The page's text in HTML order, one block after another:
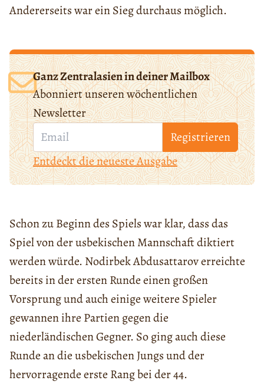
Andererseits war ein Sieg durchaus möglich.
Ganz Zentralasien in deiner Mailbox
Abonniert unseren wöchentlichen
Newsletter
Registrieren
Entdeckt die neueste Ausgabe
Schon zu Beginn des Spiels war klar, dass das
Spiel von der usbekischen Mannschaft diktiert
werden würde. Nodirbek Abdusattarov erreichte
bereits in der ersten Runde einen großen
Vorsprung und auch einige weitere Spieler
gewannen ihre Partien gegen die
niederländischen Gegner. So ging auch diese
Runde an die usbekischen Jungs und der
hervorragende erste Rang bei der 44.